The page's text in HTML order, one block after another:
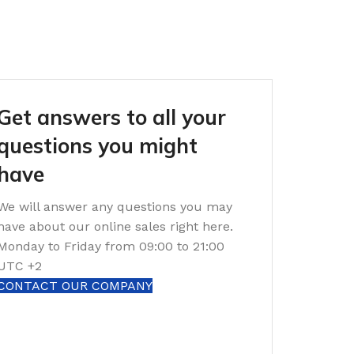
answers to all your
you might
will answer any questions you may
about our online sales right here.
to Friday from 09:00 to 21:00
+2
OUR COMPANY